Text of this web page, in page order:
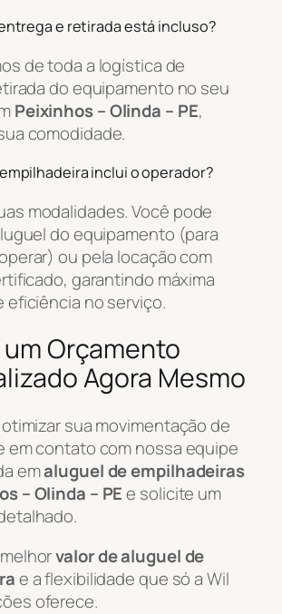
e retirada está incluso?
de toda a logística de
do equipamento no seu
Peixinhos – Olinda – PE,
comodidade.
inclui o operador?
modalidades. Você pode
do equipamento (para
ou pela locação com
garantindo máxima
eficiência no serviço.
Orçamento
Agora Mesmo
sua movimentação de
em contato com nossa equipe
emaluguel de empilhadeiras
– Olinda – PEe solicite um
valor de aluguel de
e a flexibilidade que só a Wil
oferece.